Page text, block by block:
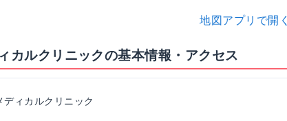
地図アプリで開く
カルクリニックの基本情報・アクセス
ィカルクリニック